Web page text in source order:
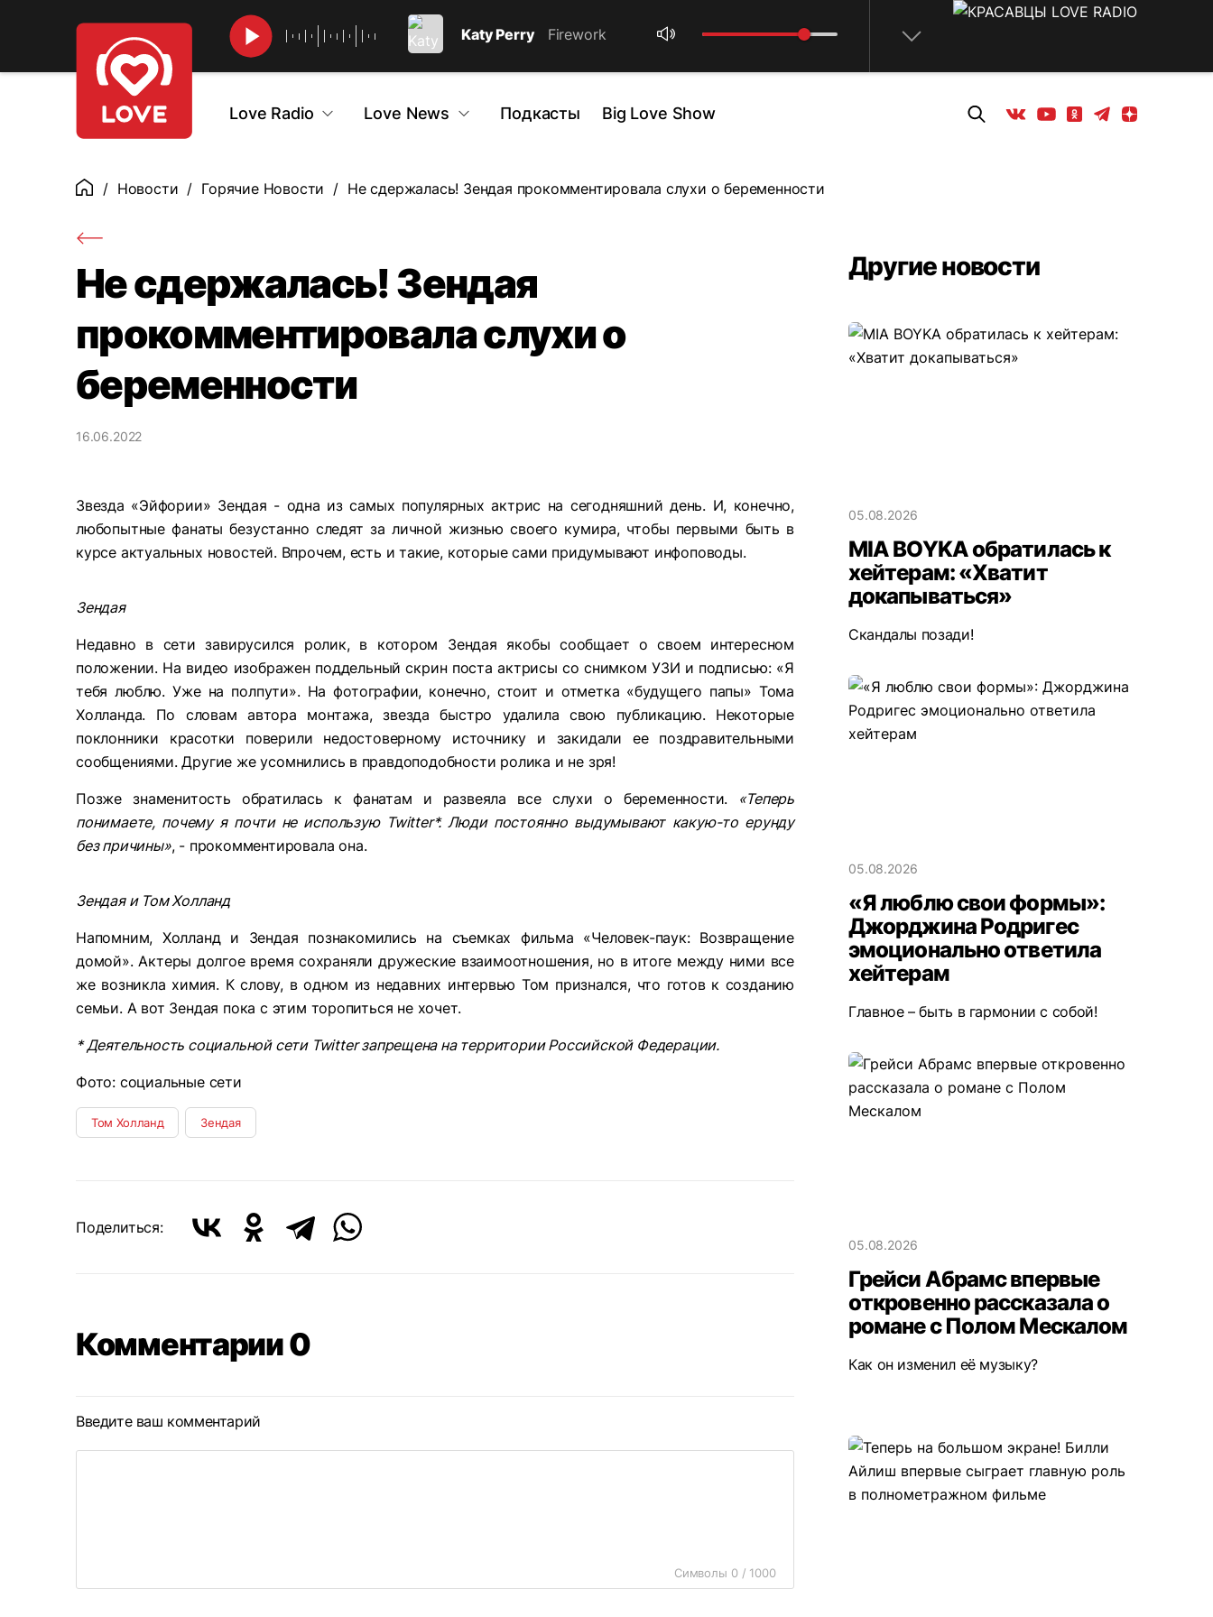
Katy Perry Firework
Love Radio Love News Подкасты Big Love Show Вконтакте
YoutubeОдноклассники
ТелеграмЯндекс дзен
ГлавнаяНовости Горячие Новости Не сдержалась! Зендая прокомментировала слухи о беременности
Не сдержалась! Зендая
прокомментировала слухи о
беременности
16.06.2022
Звезда «Эйфории» Зендая - одна из самых популярных актрис на сегодняшний день. И, конечно,
любопытные фанаты безустанно следят за личной жизнью своего кумира, чтобы первыми быть в
курсе актуальных новостей. Впрочем, есть и такие, которые сами придумывают инфоповоды.
Зендая
Недавно в сети завирусился ролик, в котором Зендая якобы сообщает о своем интересном
положении. На видео изображен поддельный скрин поста актрисы со снимком УЗИ и подписью: «Я
тебя люблю. Уже на полпути». На фотографии, конечно, стоит и отметка «будущего папы» Тома
Холланда. По словам автора монтажа, звезда быстро удалила свою публикацию. Некоторые
поклонники красотки поверили недостоверному источнику и закидали ее поздравительными
сообщениями. Другие же усомнились в правдоподобности ролика и не зря!
Позже знаменитость обратилась к фанатам и развеяла все слухи о беременности. «Теперь
понимаете, почему я почти не использую Twitter*. Люди постоянно выдумывают какую-то ерунду
без причины», - прокомментировала она.
Зендая и Том Холланд
Напомним, Холланд и Зендая познакомились на съемках фильма «Человек-паук: Возвращение
домой». Актеры долгое время сохраняли дружеские взаимоотношения, но в итоге между ними все
же возникла химия. К слову, в одном из недавних интервью Том признался, что готов к созданию
семьи. А вот Зендая пока с этим торопиться не хочет.
* Деятельность социальной сети Twitterзапрещена на территории Российской Федерации.
Фото: социальные сети
Том Холланд Зендая
Поделиться:
Комментарии 0
Введите ваш комментарий
Символы 0 / 1000
Другие новости
05.08.2026
MIA BOYKA обратилась к
хейтерам: «Хватит
докапываться»
Скандалы позади!
05.08.2026
«Я люблю свои формы»:
Джорджина Родригес
эмоционально ответила
хейтерам
Главное – быть в гармонии с собой!
05.08.2026
Грейси Абрамс впервые
откровенно рассказала о
романе с Полом Мескалом
Как он изменил её музыку?